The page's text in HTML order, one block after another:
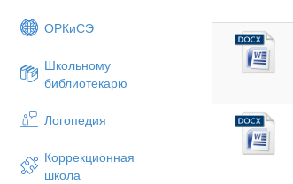
ОРКиСЭ
Школьному
библиотекарю
Логопедия
Коррекционная
школа